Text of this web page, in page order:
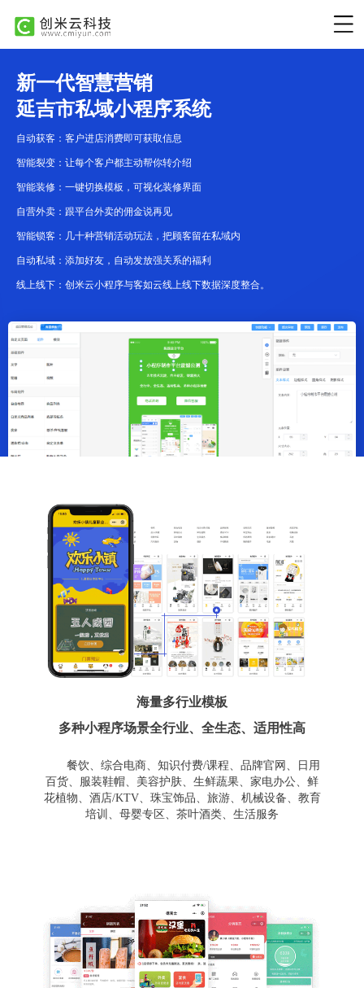
新一代智慧营销
延吉市私域小程序系统
自动获客：客户进店消费即可获取信息
智能裂变：让每个客户都主动帮你转介绍
智能装修：一键切换模板，可视化装修界面
自营外卖：跟平台外卖的佣金说再见
智能锁客：几十种营销活动玩法，把顾客留在私域内
自动私域：添加好友，自动发放强关系的福利
线上线下：创米云小程序与客如云线上线下数据深度整合。
海量多行业模板
多种小程序场景全行业、全生态、适用性高
餐饮、综合电商、知识付费/课程、品牌官网、日用
百货、服装鞋帽、美容护肤、生鲜蔬果、家电办公、鲜
花植物、酒店/KTV、珠宝饰品、旅游、机械设备、教育
培训、母婴专区、茶叶酒类、生活服务